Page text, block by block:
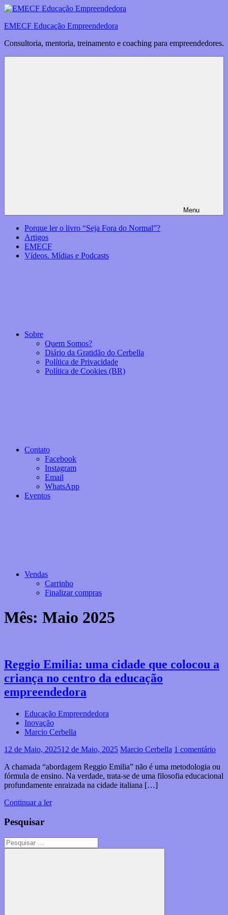
Saltar
o
EMECF Educação Empreendedora
Consultoria, mentoria, treinamento e coaching para empreendedores.
Menu
Porque ler o livro “Seja Fora do Normal”?
Artigos
EMECF
Vídeos. Mídias e Podcasts
Sobre
Quem Somos?
Diário da Gratidão do Cerbella
Política de Privacidade
Política de Cookies (BR)
Contato
Facebook
Instagram
Email
WhatsApp
Eventos
Vendas
Carrinho
Finalizar compras
Mês: Maio 2025
Reggio Emilia: uma cidade que colocou a
criança no centro da educação
empreendedora
Educação Empreendedora
Inovação
Marcio Cerbella
12 de Maio, 202512 de Maio, 2025 Marcio Cerbella 1 comentário
A chamada “abordagem Reggio Emilia” não é uma metodologia ou
fórmula de ensino. Na verdade, trata-se de uma filosofia educacional
profundamente enraizada na cidade italiana […]
Continuar a ler
Pesquisar
Pesquisar
por: